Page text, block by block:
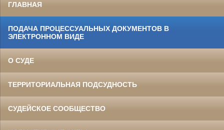
ГЛАВНАЯ
ПОДАЧА ПРОЦЕССУАЛЬНЫХ ДОКУМЕНТОВ В
ЭЛЕКТРОННОМ ВИДЕ
О СУДЕ
ТЕРРИТОРИАЛЬНАЯ ПОДСУДНОСТЬ
СУДЕЙСКОЕ СООБЩЕСТВО